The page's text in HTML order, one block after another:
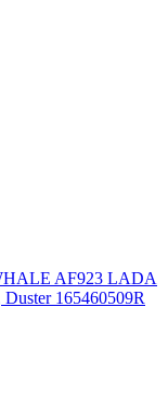
AF923 LADA
165460509R